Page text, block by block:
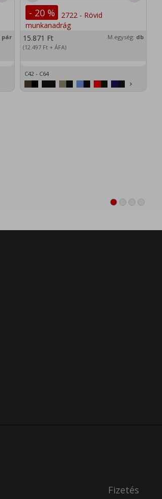
pár
- 20 %
15.871 Ft
(12.497 Ft + ÁFA)
M.egység: db
C42 - C64
Fizetés